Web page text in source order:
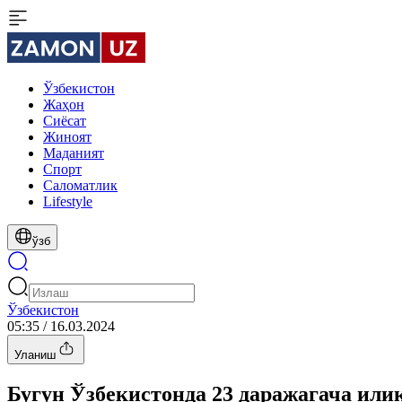
Ўзбекистон
Жаҳон
Сиёсат
Жиноят
Маданият
Спорт
Cаломатлик
Lifestyle
ўзб
Ўзбекистон
05:35 / 16.03.2024
Уланиш
Бугун Ўзбекистонда 23 даражагача